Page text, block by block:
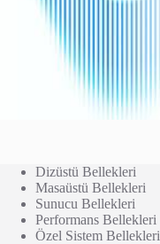
Dizüstü Bellekleri
Masaüstü Bellekleri
Sunucu Bellekleri
Performans Bellekleri
Özel Sistem Bellekleri